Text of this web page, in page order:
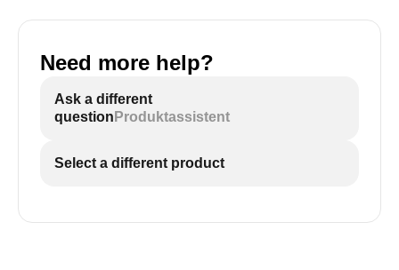
Need more help?
Ask a different
question Produktassistent
Select a different product